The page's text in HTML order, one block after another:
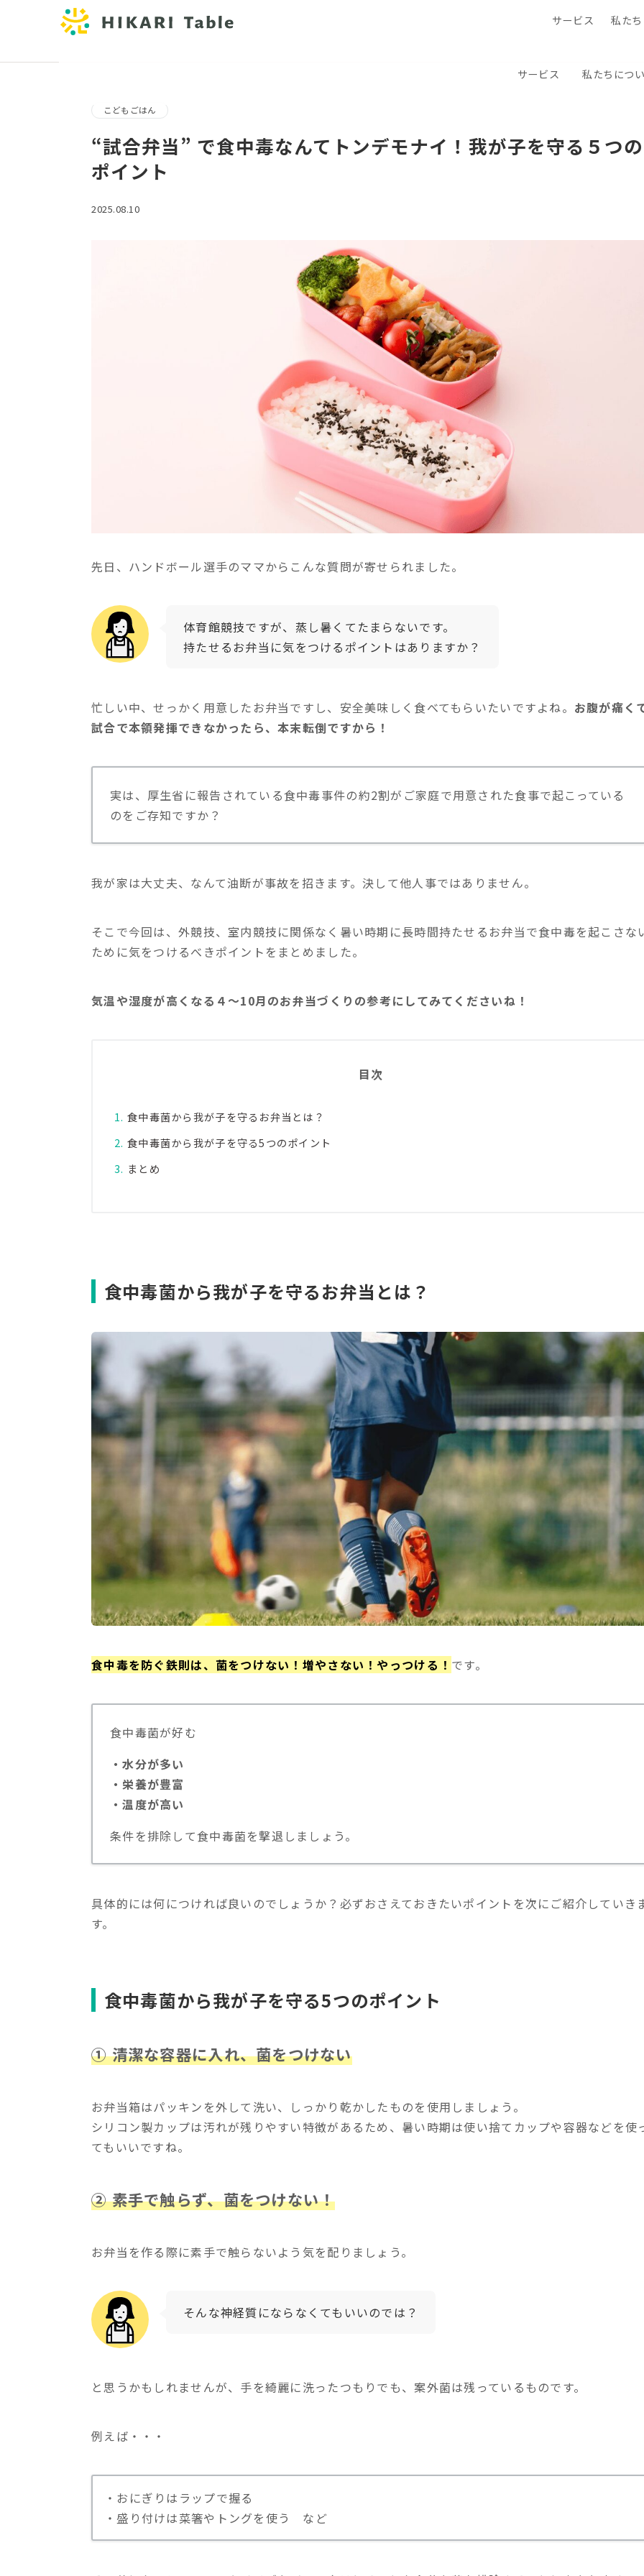
サービス 私たちにつ
サービス 私た
こどもごはん
“試合弁当” で食中毒なんてトンデモナイ！我が子を守る５つの
ポイント
2025.08.10
先日、ハンドボール選手のママからこんな質問が寄せられました。
体育館競技ですが、蒸し暑くてたまらないです。
持たせるお弁当に気をつけるポイントはありますか？
忙しい中、せっかく用意したお弁当ですし、安全美味しく食べてもらいたいですよね。 お腹が痛く
試合で本領発揮できなかったら、本末転倒ですから！
実は、厚生省に報告されている食中毒事件の約2割がご家庭で用意された食事で起こっている
のをご存知ですか？
我が家は大丈夫、なんて油断が事故を招きます。決して他人事ではありません。
そこで今回は、外競技、室内競技に関係なく暑い時期に長時間持たせるお弁当で食中毒を起こさな
ために気をつけるべきポイントをまとめました。
気温や湿度が高くなる４〜10月のお弁当づくりの参考にしてみてくださいね！
目次
食中毒菌から我が子を守るお弁当とは？
食中毒菌から我が子を守る5つのポイント
まとめ
食中毒菌から我が子を守るお弁当とは？
食中毒を防ぐ鉄則は、菌をつけない！増やさない！やっつける！ です。
食中毒菌が好む
・水分が多い
・栄養が豊富
・温度が高い
条件を排除して食中毒菌を撃退しましょう。
具体的には何につければ良いのでしょうか？必ずおさえておきたいポイントを次にご紹介していき
す。
食中毒菌から我が子を守る5つのポイント
① 清潔な容器に入れ、菌をつけない
お弁当箱はパッキンを外して洗い、しっかり乾かしたものを使用しましょう。
シリコン製カップは汚れが残りやすい特徴があるため、暑い時期は使い捨てカップや容器などを使
てもいいですね。
② 素手で触らず、菌をつけない！
お弁当を作る際に素手で触らないよう気を配りましょう。
そんな神経質にならなくてもいいのでは？
と思うかもしれませんが、手を綺麗に洗ったつもりでも、案外菌は残っているものです。
例えば・・・
・おにぎりはラップで握る
・盛り付けは菜箸やトングを使う など